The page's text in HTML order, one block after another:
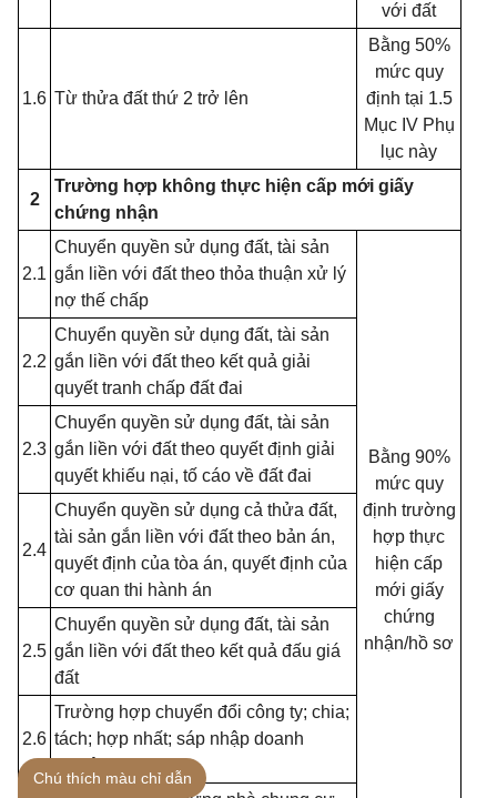
với đất
1.6 Từ thửa đất thứ 2 trở lên
Bằng 50%
mức quy
định tại 1.5
Mục IV Phụ
lục này
2
Trường hợp không thực hiện cấp mới giấy
chứng nhận
2.1
Chuyển quyền sử dụng đất, tài sản
gắn liền với đất theo thỏa thuận xử lý
nợ thế chấp
Bằng 90%
mức quy
định trường
hợp thực
hiện cấp
mới giấy
chứng
nhận/hồ sơ
2.2
Chuyển quyền sử dụng đất, tài sản
gắn liền với đất theo kết quả giải
quyết tranh chấp đất đai
2.3
Chuyển quyền sử dụng đất, tài sản
gắn liền với đất theo quyết định giải
quyết khiếu nại, tố cáo về đất đai
2.4
Chuyển quyền sử dụng cả thửa đất,
tài sản gắn liền với đất theo bản án,
quyết định của tòa án, quyết định của
cơ quan thi hành án
2.5
Chuyển quyền sử dụng đất, tài sản
gắn liền với đất theo kết quả đấu giá
đất
2.6
Trường hợp chuyển đổi công ty; chia;
tách; hợp nhất; sáp nhập doanh
Chú thích màu chỉ dẫn